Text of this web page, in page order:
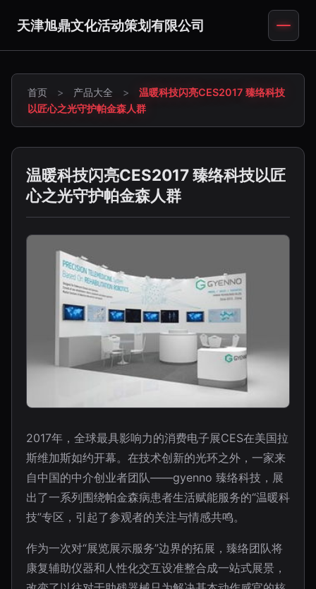
天津旭鼎文化活动策划有限公司
首页 > 产品大全 >
温暖科技闪亮CES2017 臻络科技
以匠心之光守护帕金森人群
温暖科技闪亮CES2017 臻络科技以匠
心之光守护帕金森人群
2017年，全球最具影响力的消费电子展CES在美国拉
斯维加斯如约开幕。在技术创新的光环之外，一家来
自中国的中介创业者团队——gyenno 臻络科技，展
出了一系列围绕帕金森病患者生活赋能服务的“温暖科
技”专区，引起了参观者的关注与情感共鸣。
作为一次对“展览展示服务”边界的拓展，臻络团队将
康复辅助仪器和人性化交互设准整合成一站式展景，